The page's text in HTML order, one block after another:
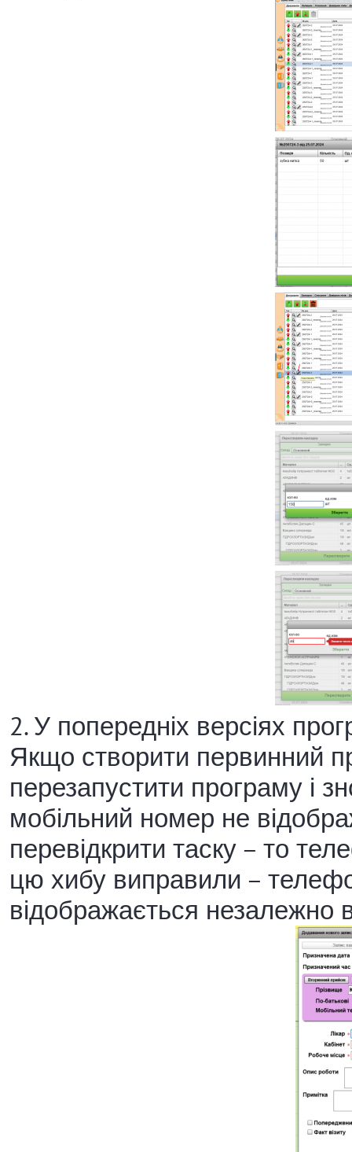
2. У попередніх версіях
Якщо створити первинний
перезапустити програму і
мобільний номер не
перевідкрити таску – то
цю хибу виправили –
відображається незалежно